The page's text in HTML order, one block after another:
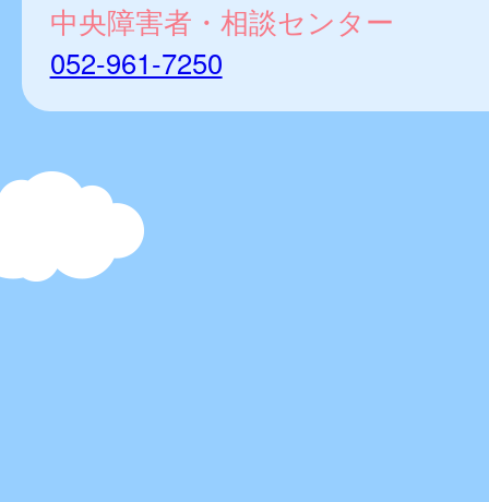
中央障害者・相談センター
052-961-7250